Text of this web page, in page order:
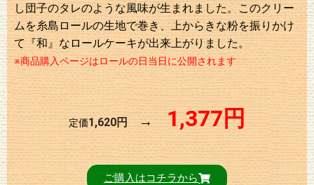
し団子のタレのような風味が生まれました。このクリー
ムを糸島ロールの生地で巻き、上からきな粉を振りかけ
て『和』なロールケーキが出来上がりました。
※商品購入ページはロールの日当日に公開されます
定価1,620円 → 1,377円
ご購入はコチラから